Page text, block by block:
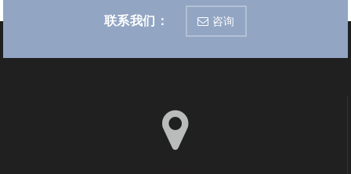
联系我们： 咨询